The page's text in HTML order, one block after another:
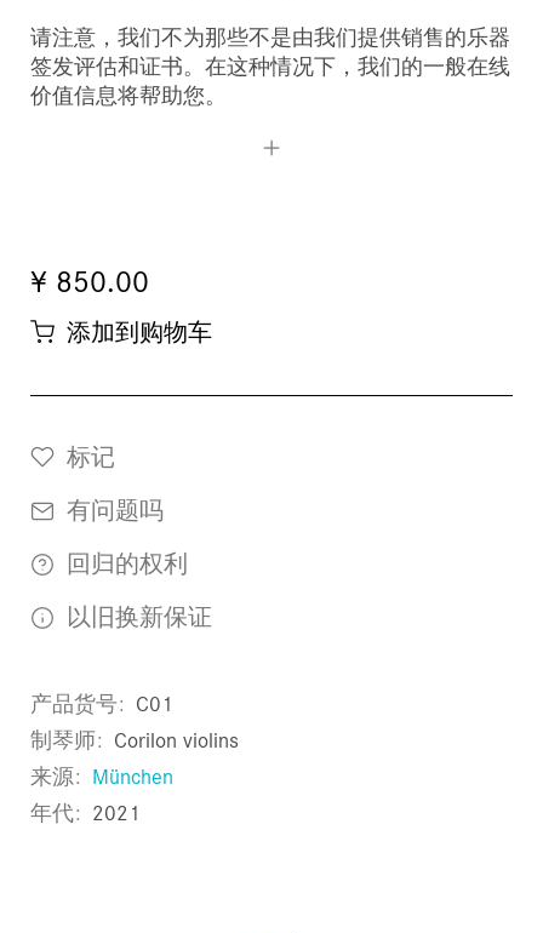
请注意，我们不为那些不是由我们提供销售的乐器
签发评估和证书。在这种情况下，我们的一般在线
价值信息将帮助您。
¥ 850.00
添加到购物车
标记
有问题吗
回归的权利
以旧换新保证
产品货号 C01
制琴师 Corilon violins
来源 München
年代 2021